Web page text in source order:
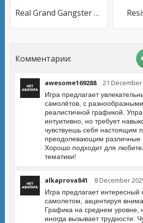
Real Grand Gangster Crime City
Комментарии:
awesome169288 21 December
Игра предлагает
самолётов, с
реалистичной графикой.
интуитивно, но требует
чувствуешь себя настоящим
преодолевающим различные
Хорошо подходит для
тематики!
alkaprova841 8 December
Игра предлагает интересный
самолетом, акцентируя
Графика на среднем уровне,
иногда вызывает трудности.